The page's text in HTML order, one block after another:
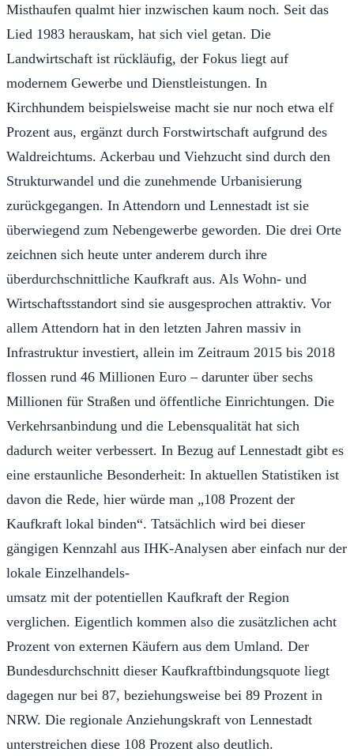
Misthaufen qualmt hier inzwischen kaum noch. Seit das
Lied 1983 herauskam, hat sich viel getan. Die
Landwirtschaft ist rückläufig, der Fokus liegt auf
modernem Gewerbe und Dienstleistungen. In
Kirchhundem beispielsweise macht sie nur noch etwa elf
Prozent aus, ergänzt durch Forstwirtschaft aufgrund des
Waldreichtums. Ackerbau und Viehzucht sind durch den
Strukturwandel und die zunehmende Urbanisierung
zurückgegangen. In Attendorn und Lennestadt ist sie
überwiegend zum Nebengewerbe geworden. Die drei Orte
zeichnen sich heute unter anderem durch ihre
überdurchschnittliche Kaufkraft aus. Als Wohn- und
Wirtschaftsstandort sind sie ausgesprochen attraktiv. Vor
allem Attendorn hat in den letzten Jahren massiv in
Infrastruktur investiert, allein im Zeitraum 2015 bis 2018
flossen rund 46 Millionen Euro – darunter über sechs
Millionen für Straßen und öffentliche Einrichtungen. Die
Verkehrsanbindung und die Lebensqualität hat sich
dadurch weiter verbessert. In Bezug auf Lennestadt gibt es
eine erstaunliche Besonderheit: In aktuellen Statistiken ist
davon die Rede, hier würde man „108 Prozent der
Kaufkraft lokal binden“. Tatsächlich wird bei dieser
gängigen Kennzahl aus IHK-Analysen aber einfach nur der
lokale Einzelhandels-
umsatz mit der potentiellen Kaufkraft der Region
verglichen. Eigentlich kommen also die zusätzlichen acht
Prozent von externen Käufern aus dem Umland. Der
Bundesdurchschnitt dieser Kaufkraftbindungsquote liegt
dagegen nur bei 87, beziehungsweise bei 89 Prozent in
NRW. Die regionale Anziehungskraft von Lennestadt
unterstreichen diese 108 Prozent also deutlich.